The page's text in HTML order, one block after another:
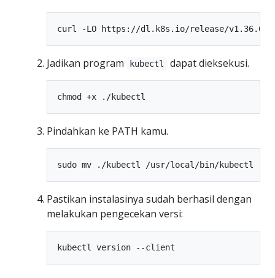
Jadikan program kubectl dapat dieksekusi.
Pindahkan ke PATH kamu.
Pastikan instalasinya sudah berhasil dengan
melakukan pengecekan versi: